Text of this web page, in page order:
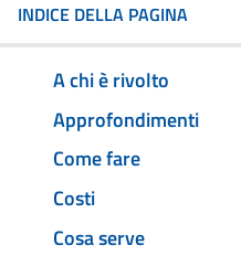
INDICE DELLA PAGINA
A chi è rivolto
Approfondimenti
Come fare
Costi
Cosa serve